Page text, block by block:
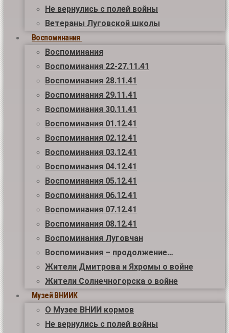
Не вернулись с полей войны
Ветераны Луговской школы
Воспоминания
Воспоминания
Воспоминания 22-27.11.41
Воспоминания 28.11.41
Воспоминания 29.11.41
Воспоминания 30.11.41
Воспоминания 01.12.41
Воспоминания 02.12.41
Воспоминания 03.12.41
Воспоминания 04.12.41
Воспоминания 05.12.41
Воспоминания 06.12.41
Воспоминания 07.12.41
Воспоминания 08.12.41
Воспоминания Луговчан
Воспоминания – продолжение…
Жители Дмитрова и Яхромы о войне
Жители Солнечногорска о войне
Музей ВНИИК
О Музее ВНИИ кормов
Не вернулись с полей войны